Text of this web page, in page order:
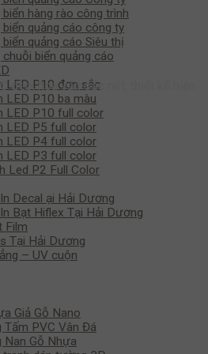
hàng rào công trình
quảng cáo công ty
quảng cáo Siêu thị
biển quảng cáo
LED P10 đơn sắc
LED P10 ba màu
LED P10 full color
LED P5 full color
LED P4 full color
LED P3 full color
Led P2 Full Color
Decal ại Hải Dương
Bạt Hiflex Tại Hải Dương
Film
Tại Hải Dương
– UV cuộn
Giả Gỗ Nano
Tấm PVC Vân Đá
Nan Gỗ Nhựa
đẹp, hoa văn sắc nét, thiết kế hiện